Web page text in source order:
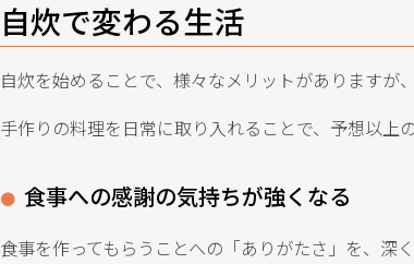
自炊で変わる生活
自炊を始めることで、様々なメリットがありますが
手作りの料理を日常に取り入れることで、予想以上
食事への感謝の気持ちが強くなる
食事を作ってもらうことへの「ありがたさ」を、深